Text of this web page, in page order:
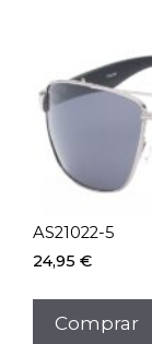
AS21022-5
24,95 €
Comprar